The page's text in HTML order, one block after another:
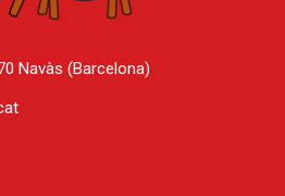
Navàs (Barcelona)